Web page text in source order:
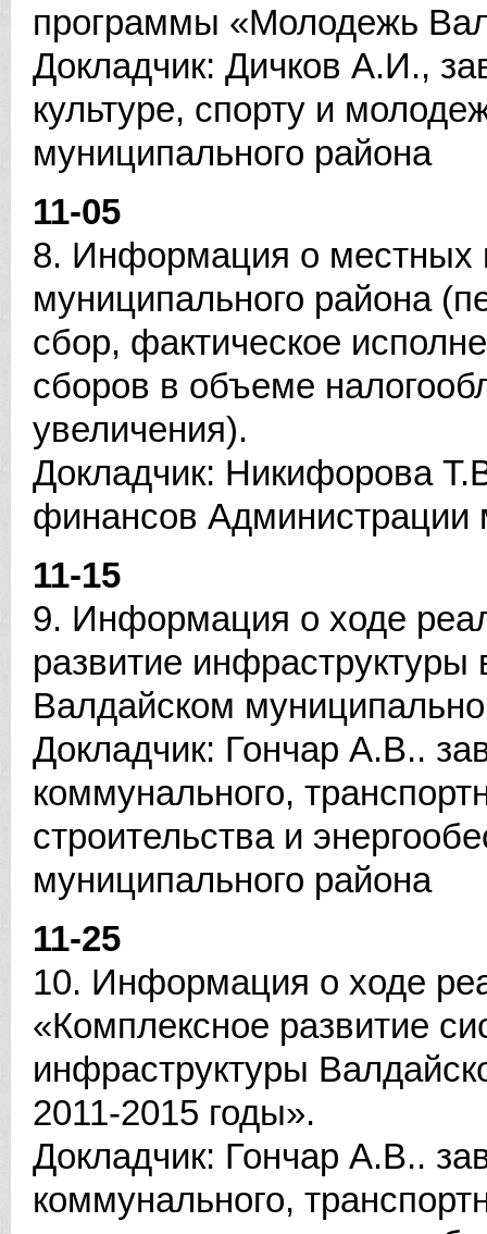
программы «Молодежь
Докладчик: Дичков А.И.,
культуре, спорту и
муниципального района
11-05
8. Информация о местных
муниципального района
сбор, фактическое
сборов в объеме
увеличения).
Докладчик: Никифорова
финансов Администрации
11-15
9. Информация о ходе
развитие
Валдайском
Докладчик: Гончар А.В..
коммунального,
строительства и
муниципального района
11-25
10. Информация о ходе
«Комплексное развитие
инфраструктуры
2011-2015 годы».
Докладчик: Гончар А.В..
коммунального,